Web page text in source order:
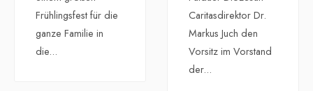
Frühlingsfest für die
ganze Familie in
die...
Caritasdirektor Dr.
Markus Juch den
Vorsitz im Vorstand
der...